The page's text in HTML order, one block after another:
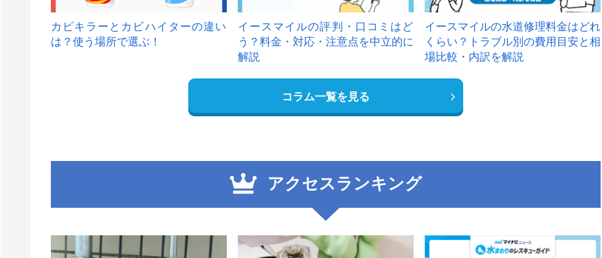
カビキラーとカビハイターの違い
は？使う場所で選ぶ！
イースマイルの評判・口コミはど
う？料金・対応・注意点を中立的に
解説
イースマイルの水道修理料金はどれ
くらい？トラブル別の費用目安と相
場比較・内訳を解説
コラム一覧を見る
アクセスランキング
1 2